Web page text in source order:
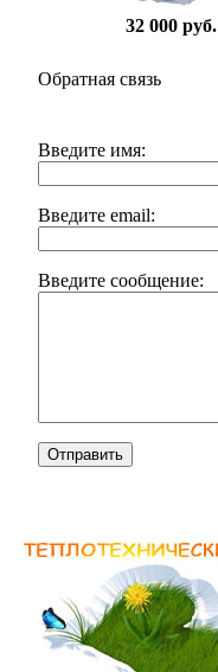
32 000 руб.
Обратная связь
Введите имя:
Введите email:
Введите сообщение:
Отправить